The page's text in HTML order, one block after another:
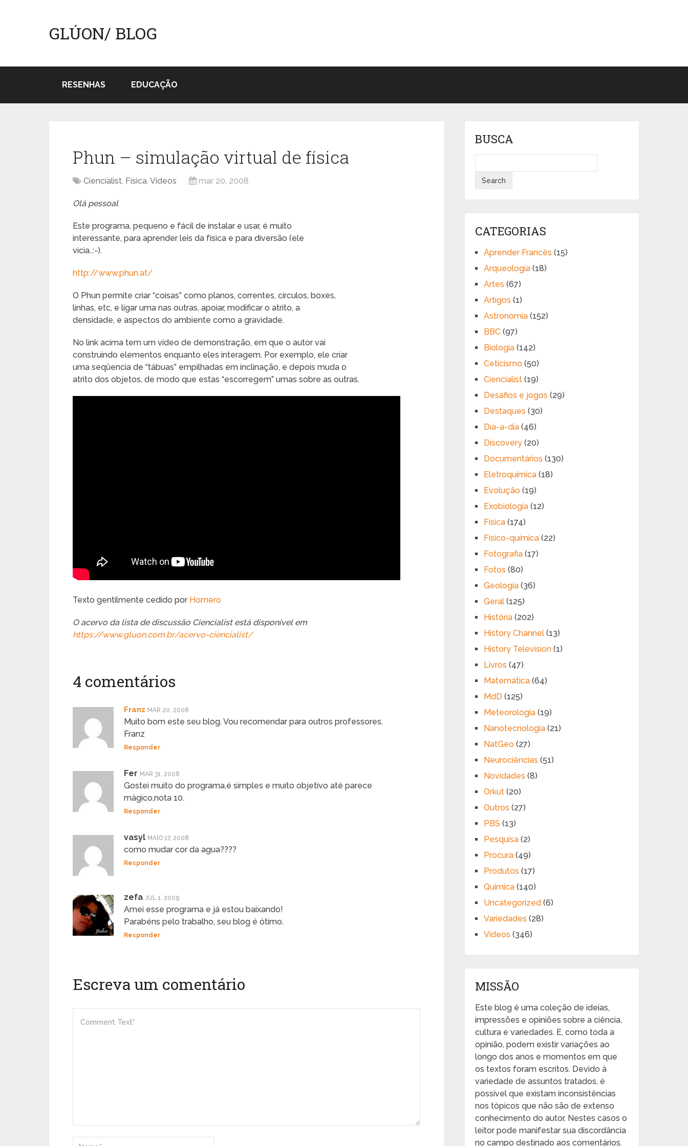
GLÚON/ BLOG
RESENHAS EDUCAÇÃO
Phun – simulação virtual de física
Ciencialist, Física, Vídeos mar 20, 2008
Olá pessoal
Este programa, pequeno e fácil de instalar e usar, é muito
interessante, para aprender leis da física e para diversão (ele
vicia..:-).
http://www.phun.at/
O Phun permite criar “coisas” como planos, correntes, círculos, boxes,
linhas, etc, e ligar uma nas outras, apoiar, modificar o atrito, a
densidade, e aspectos do ambiente como a gravidade.
No link acima tem um vídeo de demonstração, em que o autor vai
construindo elementos enquanto eles interagem. Por exemplo, ele criar
uma seqüencia de “tábuas” empilhadas em inclinação, e depois muda o
atrito dos objetos, de modo que estas “escorregem” umas sobre as outras.
Texto gentilmente cedido por Homero
O acervo da lista de discussão Ciencialist está disponível em
https://www.gluon.com.br/acervo-ciencialist/
4 comentários
Franz MAR 20, 2008
Muito bom este seu blog. Vou recomendar para outros professores.
Franz
Responder
Fer MAR 31, 2008
Gostei muito do programa,é simples e muito objetivo até parece
mágico,nota 10.
Responder
vasyl MAIO 17, 2008
como mudar cor da agua????
Responder
zefa JUL 1, 2009
Amei esse programa e já estou baixando!
Parabéns pelo trabalho, seu blog é ótimo.
Responder
Escreva um comentário
BUSCA
CATEGORIAS
Aprender Francês (15)
Arqueologia (18)
Artes (67)
Artigos (1)
Astronomia (152)
BBC (97)
Biologia (142)
Ceticismo (50)
Ciencialist (19)
Desafios e jogos (29)
Destaques (30)
Dia-a-dia (46)
Discovery (20)
Documentários (130)
Eletroquímica (18)
Evolução (19)
Exobiologia (12)
Física (174)
Físico-química (22)
Fotografia (17)
Fotos (80)
Geologia (36)
Geral (125)
História (202)
History Channel (13)
History Television (1)
Livros (47)
Matemática (64)
MdD (125)
Meteorologia (19)
Nanotecnologia (21)
NatGeo (27)
Neurociências (51)
Novidades (8)
Orkut (20)
Outros (27)
PBS (13)
Pesquisa (2)
Procura (49)
Produtos (17)
Química (140)
Uncategorized (6)
Variedades (28)
Vídeos (346)
MISSÃO
Este blog é uma coleção de ideias,
impressões e opiniões sobre a ciência,
cultura e variedades. E, como toda a
opinião, podem existir variações ao
longo dos anos e momentos em que
os textos foram escritos. Devido à
variedade de assuntos tratados, é
possível que existam inconsistências
nos tópicos que não são de extenso
conhecimento do autor. Nestes casos o
leitor pode manifestar sua discordância
no campo destinado aos comentários.